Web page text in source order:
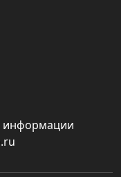
информации